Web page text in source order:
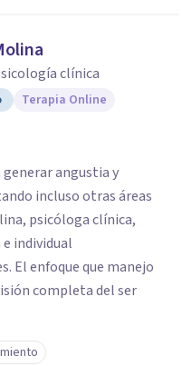
clínica
Terapia Online
angustia y
incluso otras áreas
psicóloga clínica,
individual
El enfoque que manejo
completa del ser